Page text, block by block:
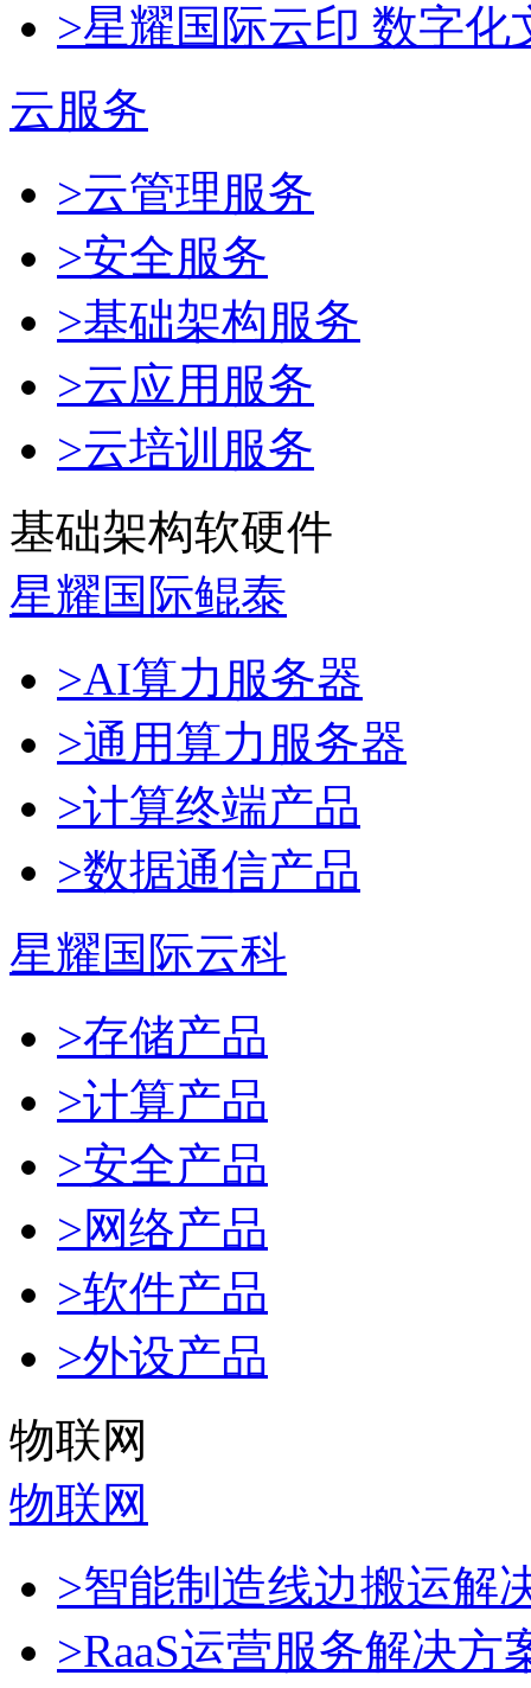
>星耀国际云印 数字化
云服务
>云管理服务
>安全服务
>基础架构服务
>云应用服务
>云培训服务
基础架构软硬件
星耀国际鲲泰
>AI算力服务器
>通用算力服务器
>计算终端产品
>数据通信产品
星耀国际云科
>存储产品
>计算产品
>安全产品
>网络产品
>软件产品
>外设产品
物联网
物联网
>智能制造线边搬运解
>RaaS运营服务解决方